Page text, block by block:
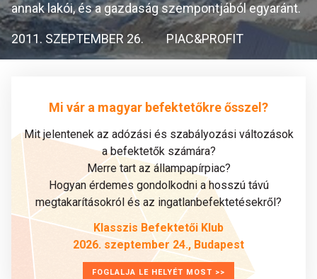
annak lakói, és a gazdaság szempontjából egyaránt.
2011. SZEPTEMBER 26. PIAC&PROFIT
Mi vár a magyar befektetőkre ősszel?
Mit jelentenek az adózási és szabályozási változások
a befektetők számára?
Merre tart az állampapírpiac?
Hogyan érdemes gondolkodni a hosszú távú
megtakarításokról és az ingatlanbefektetésekről?
Klasszis Befektetői Klub
2026. szeptember 24., Budapest
FOGLALJA LE HELYÉT MOST >>